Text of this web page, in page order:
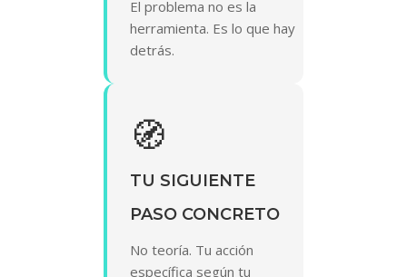
El problema no es la
herramienta. Es lo que hay
detrás.
🧭
TU SIGUIENTE
PASO CONCRETO
No teoría. Tu acción
específica según tu